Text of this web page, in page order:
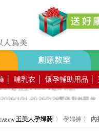
哺乳衣 懷孕輔助用品
活動報名
週六全館不對外開放
115.7.19週日休館
週五至115.6.21週日休館
115.5.1週五至115.5.4週一休館
115.4.3週五至115.4.6週一休館
週五至115.3.1週日休館
1/31-2026/2/28暫停對外開放
加入會員送購物金100元~
大家使用國民旅遊卡消費!
〉 孕婦褲 〉 內